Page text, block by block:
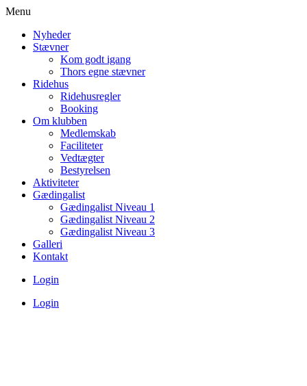
Menu
Nyheder
Stævner
Kom godt igang
Thors egne stævner
Ridehus
Ridehusregler
Booking
Om klubben
Medlemskab
Faciliteter
Vedtægter
Bestyrelsen
Aktiviteter
Gædingalist
Gædingalist Niveau 1
Gædingalist Niveau 2
Gædingalist Niveau 3
Galleri
Kontakt
Login
Login